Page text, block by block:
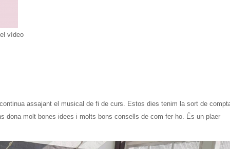
vídeo
assajant el musical de fi de curs. Estos dies tenim la sort de
dona molt bones idees i molts bons consells de com fer-ho. És un plaer